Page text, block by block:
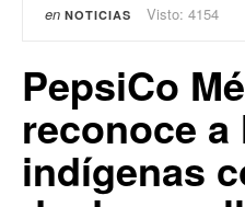
en NOTICIAS Visto: 4154
PepsiCo
reconoce
indígenas